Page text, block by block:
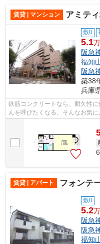
賃貸 | マンション アミテ
敷0
5.1
阪急
福知
阪急
築38
兵庫
鉄筋コンクリートなら、耐久性
んを呼びたくなる、そんなお気
ら新たな住まい探しを開始しまし
賃貸 | アパート フォンテ
敷0
5.2
阪急
阪急
福知